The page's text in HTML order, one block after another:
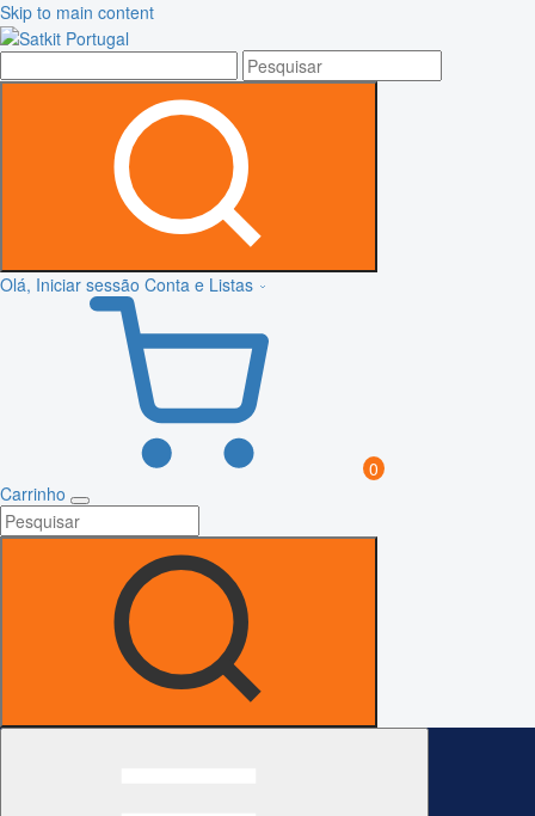
Skip to main content
Olá, Iniciar sessão Conta e Listas
0
Carrinho